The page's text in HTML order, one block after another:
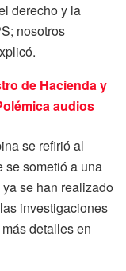
derecho y la
nosotros
de Hacienda y
audios
se refirió al
se sometió a una
se han realizado
investigaciones
detalles en